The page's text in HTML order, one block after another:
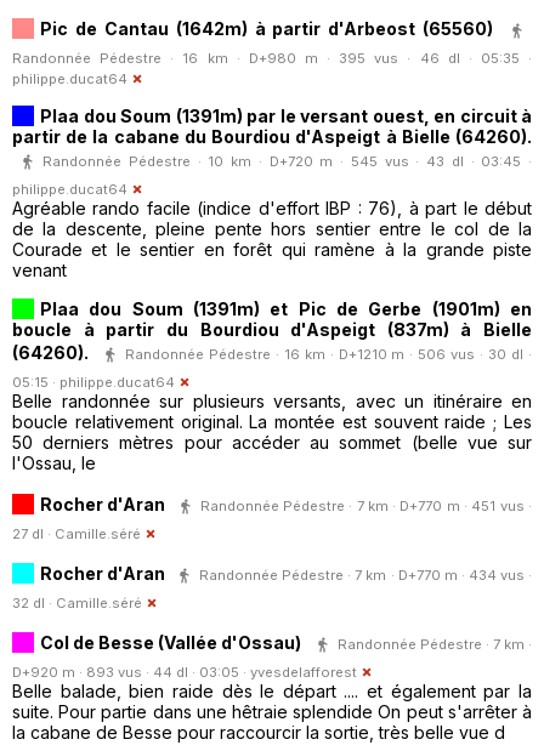
Pic de Cantau (1642m) à partir d'Arbeost (65560)
Randonnée Pédestre · 16 km · D+980 m · 395 vus · 46 dl · 05:35 ·
philippe.ducat64
Plaa dou Soum (1391m) par le versant ouest, en circuit à
partir de la cabane du Bourdiou d'Aspeigt à Bielle (64260).
Randonnée Pédestre · 10 km · D+720 m · 545 vus · 43 dl · 03:45 ·
philippe.ducat64
Agréable rando facile (indice d'effort IBP : 76), à part le début
de la descente, pleine pente hors sentier entre le col de la
Courade et le sentier en forêt qui ramène à la grande piste
venant
Plaa dou Soum (1391m) et Pic de Gerbe (1901m) en
boucle à partir du Bourdiou d'Aspeigt (837m) à Bielle
(64260).
Randonnée Pédestre · 16 km · D+1210 m · 506 vus · 30 dl ·
05:15 · philippe.ducat64
Belle randonnée sur plusieurs versants, avec un itinéraire en
boucle relativement original. La montée est souvent raide ; Les
50 derniers mètres pour accéder au sommet (belle vue sur
l'Ossau, le
Rocher d'Aran
Randonnée Pédestre · 7 km · D+770 m · 451 vus ·
27 dl · Camille.séré
Rocher d'Aran
Randonnée Pédestre · 7 km · D+770 m · 434 vus ·
32 dl · Camille.séré
Col de Besse (Vallée d'Ossau)
Randonnée Pédestre · 7 km ·
D+920 m · 893 vus · 44 dl · 03:05 · yvesdelafforest
Belle balade, bien raide dès le départ .... et également par la
suite. Pour partie dans une hêtraie splendide On peut s'arrêter à
la cabane de Besse pour raccourcir la sortie, très belle vue d